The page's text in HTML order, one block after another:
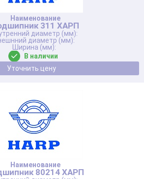
311 ХАРП
В наличии
Уточнить цену
80214 ХАРП